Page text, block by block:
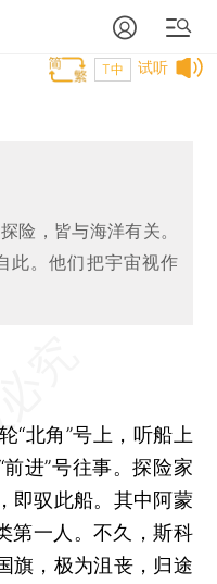
试听
T中
险，皆与海洋有关。
此。他们把宇宙视作
北角”号上，听船上
进”号往事。探险家
即驭此船。其中阿蒙
第一人。不久，斯科
旗，极为沮丧，归途